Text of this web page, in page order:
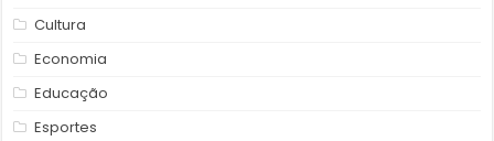
Cultura
Economia
Educação
Esportes